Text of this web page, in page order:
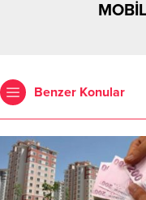
Benzer Konular